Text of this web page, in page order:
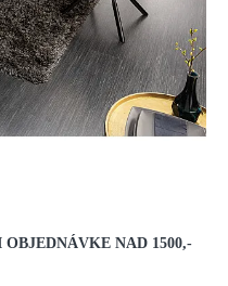
NAD 1500,-